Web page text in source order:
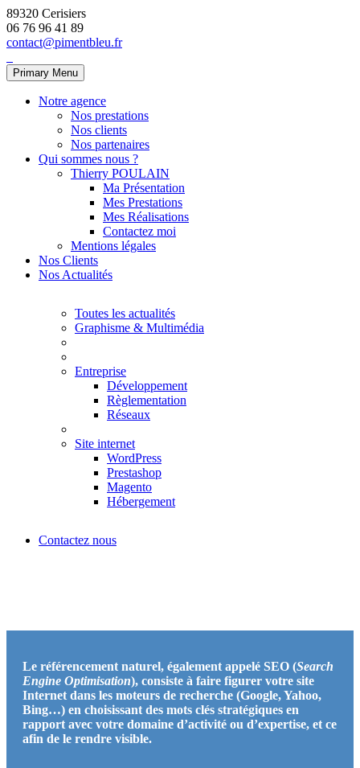
89320 Cerisiers
06 76 96 41 89
contact@pimentbleu.fr
Primary Menu
Notre agence
Nos prestations
Nos clients
Nos partenaires
Qui sommes nous ?
Thierry POULAIN
Ma Présentation
Mes Prestations
Mes Réalisations
Contactez moi
Mentions légales
Nos Clients
Nos Actualités
Toutes les actualités
Graphisme & Multimédia
Entreprise
Développement
Règlementation
Réseaux
Site internet
WordPress
Prestashop
Magento
Hébergement
Contactez nous
Le référencement naturel, également appelé SEO (Search
Engine Optimisation), consiste à faire figurer votre site
Internet dans les moteurs de recherche (Google, Yahoo,
Bing…) en choisissant des mots clés stratégiques en
rapport avec votre domaine d’activité ou d’expertise, et ce
afin de le rendre visible.